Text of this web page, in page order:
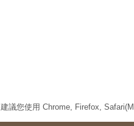
建議您使用 Chrome, Firefox,